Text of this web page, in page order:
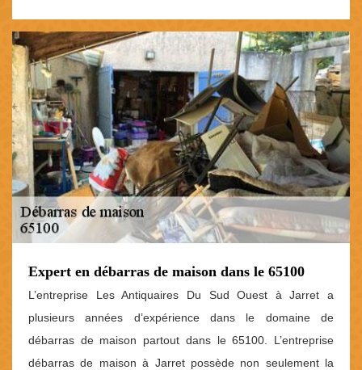
Expert en débarras de maison dans le 65100
L’entreprise Les Antiquaires Du Sud Ouest à Jarret a
plusieurs années d’expérience dans le domaine de
débarras de maison partout dans le 65100. L’entreprise
débarras de maison à Jarret possède non seulement la